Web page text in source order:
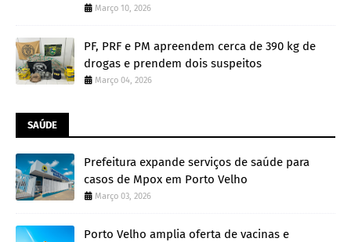
Março 10, 2026
PF, PRF e PM apreendem cerca de 390 kg de
drogas e prendem dois suspeitos
Março 04, 2026
SAÚDE
Prefeitura expande serviços de saúde para
casos de Mpox em Porto Velho
Março 03, 2026
Porto Velho amplia oferta de vacinas e